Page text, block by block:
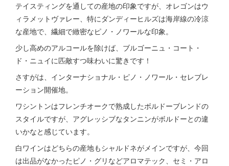
テイスティングを通しての産地の印象ですが、オレゴンはウ
ィラメットヴァレー、特にダンディーヒルズは海岸線の冷涼
な産地で、繊細で緻密なピノ・ノワールな印象。
少し高めのアルコールを除けば、ブルゴーニュ・コート・
ド・ニュイに匹敵すつ味わいに驚きです！
さすがは、インターナショナル・ピノ・ノワール・セレブレ
ーション開催地。
ワシントンはフレンチオークで熟成したボルドーブレンドの
スタイルですが、アグレッシブなタンニンがボルドーとの違
いかなと感じています。
白ワインはどちらの産地もシャルドネがメインですが、今回
は出品がなかったピノ・グリなどアロマテック、セミ・アロ